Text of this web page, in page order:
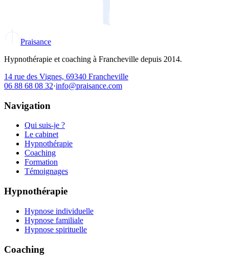
Praisance
Hypnothérapie et coaching à Francheville depuis 2014.
14 rue des Vignes, 69340 Francheville
06 88 68 08 32·info@praisance.com
Navigation
Qui suis-je ?
Le cabinet
Hypnothérapie
Coaching
Formation
Témoignages
Hypnothérapie
Hypnose individuelle
Hypnose familiale
Hypnose spirituelle
Coaching